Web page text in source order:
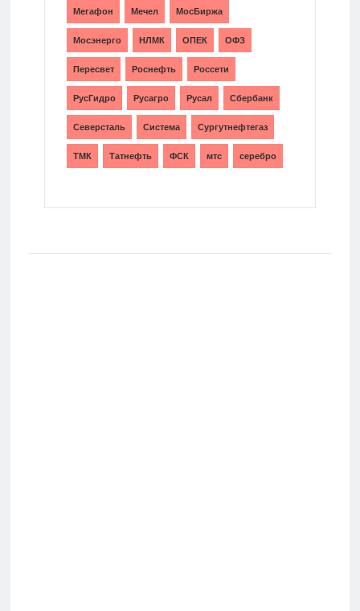
Мегафон Мечел МосБиржа
Мосэнерго НЛМК ОПЕК ОФЗ
Пересвет Роснефть Россети
РусГидро Русагро Русал Сбербанк
Северсталь Система Сургутнефтегаз
ТМК Татнефть ФСК мтс серебро